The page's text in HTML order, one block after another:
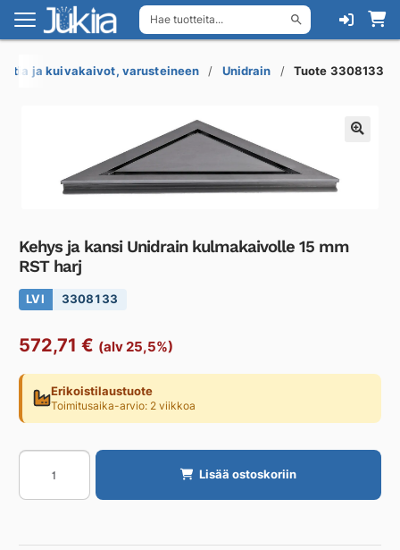
Hae tuotteita...
Siirry
navigointiin
Siirry
sisältöön
ja kuivakaivot, varusteineen Unidrain Tuote 3308133
Kehys ja kansi Unidrain kulmakaivolle 15 mm
RST harj
LVI 3308133
572,71 € (alv 25,5%)
Erikoistilaustuote
Toimitusaika-arvio: 2 viikkoa
Kehys
kansi
kulmakaivolle
Lisää ostoskoriin